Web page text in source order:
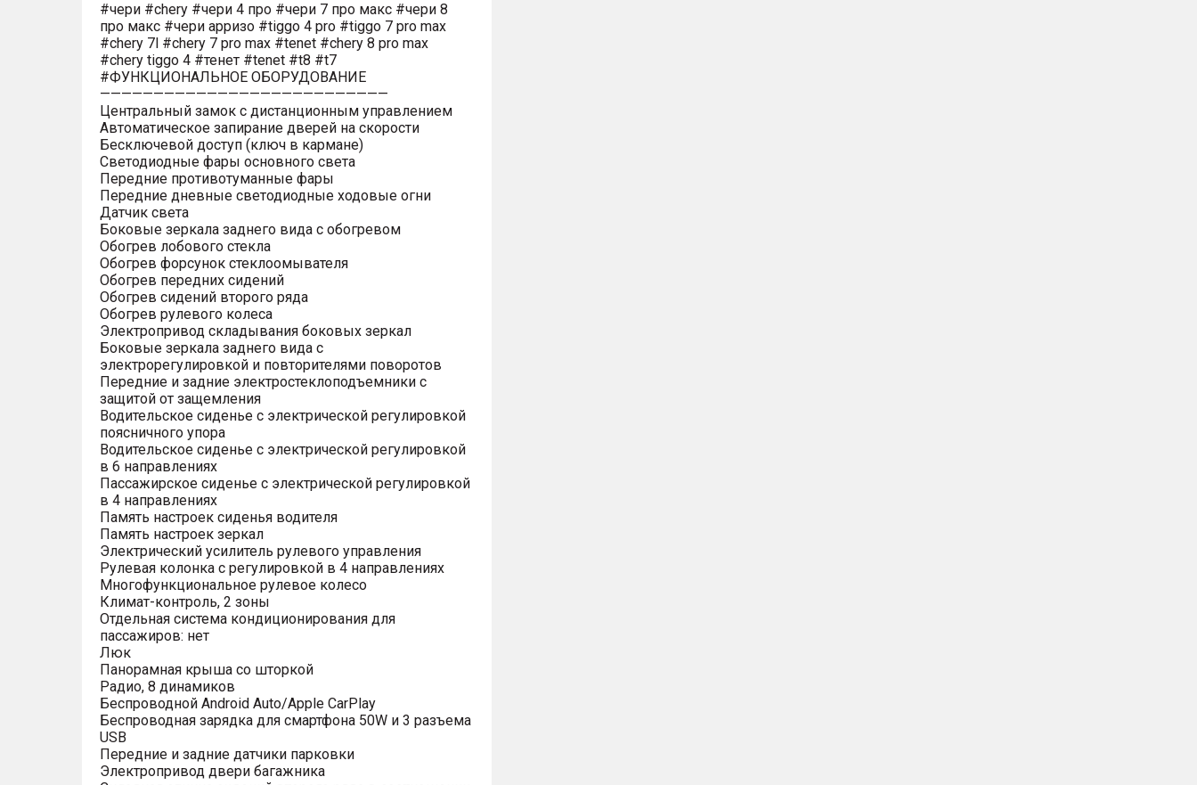
#чери #chery #чери 4 про #чери 7 про макс #чери 8
про макс #чери арризо #tiggo 4 pro #tiggo 7 pro max
#chery 7l #chery 7 pro max #tenet #chery 8 pro max
#chery tiggo 4 #тенет #tenet #t8 #t7
#ФУНКЦИОНАЛЬНОЕ ОБОРУДОВАНИЕ
———————————————————————————
Центральный замок с дистанционным управлением
Автоматическое запирание дверей на скорости
Бесключевой доступ (ключ в кармане)
Светодиодные фары основного света
Передние противотуманные фары
Передние дневные светодиодные ходовые огни
Датчик света
Боковые зеркала заднего вида с обогревом
Обогрев лобового стекла
Обогрев форсунок стеклоомывателя
Обогрев передних сидений
Обогрев сидений второго ряда
Обогрев рулевого колеса
Электропривод складывания боковых зеркал
Боковые зеркала заднего вида с
электрорегулировкой и повторителями поворотов
Передние и задние электростеклоподъемники с
защитой от защемления
Водительское сиденье с электрической регулировкой
поясничного упора
Водительское сиденье с электрической регулировкой
в 6 направлениях
Пассажирское сиденье с электрической регулировкой
в 4 направлениях
Память настроек сиденья водителя
Память настроек зеркал
Электрический усилитель рулевого управления
Рулевая колонка с регулировкой в 4 направлениях
Многофункциональное рулевое колесо
Климат-контроль, 2 зоны
Отдельная система кондиционирования для
пассажиров: нет
Люк
Панорамная крыша со шторкой
Радио, 8 динамиков
Беспроводной Android Auto/Apple CarPlay
Беспроводная зарядка для смартфона 50W и 3 разъема
USB
Передние и задние датчики парковки
Электропривод двери багажника